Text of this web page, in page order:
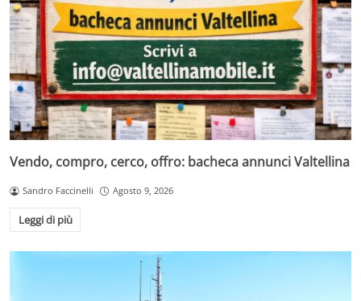
Vendo, compro, cerco, offro: bacheca annunci Valtellina
Sandro Faccinelli Agosto 9, 2026
Leggi di più